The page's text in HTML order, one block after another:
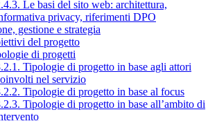
Le basi del sito web: architettura,
privacy, riferimenti DPO
gestione e strategia
del progetto
di progetti
Tipologie di progetto in base agli attori
nel servizio
Tipologie di progetto in base al focus
Tipologie di progetto in base all’ambito di